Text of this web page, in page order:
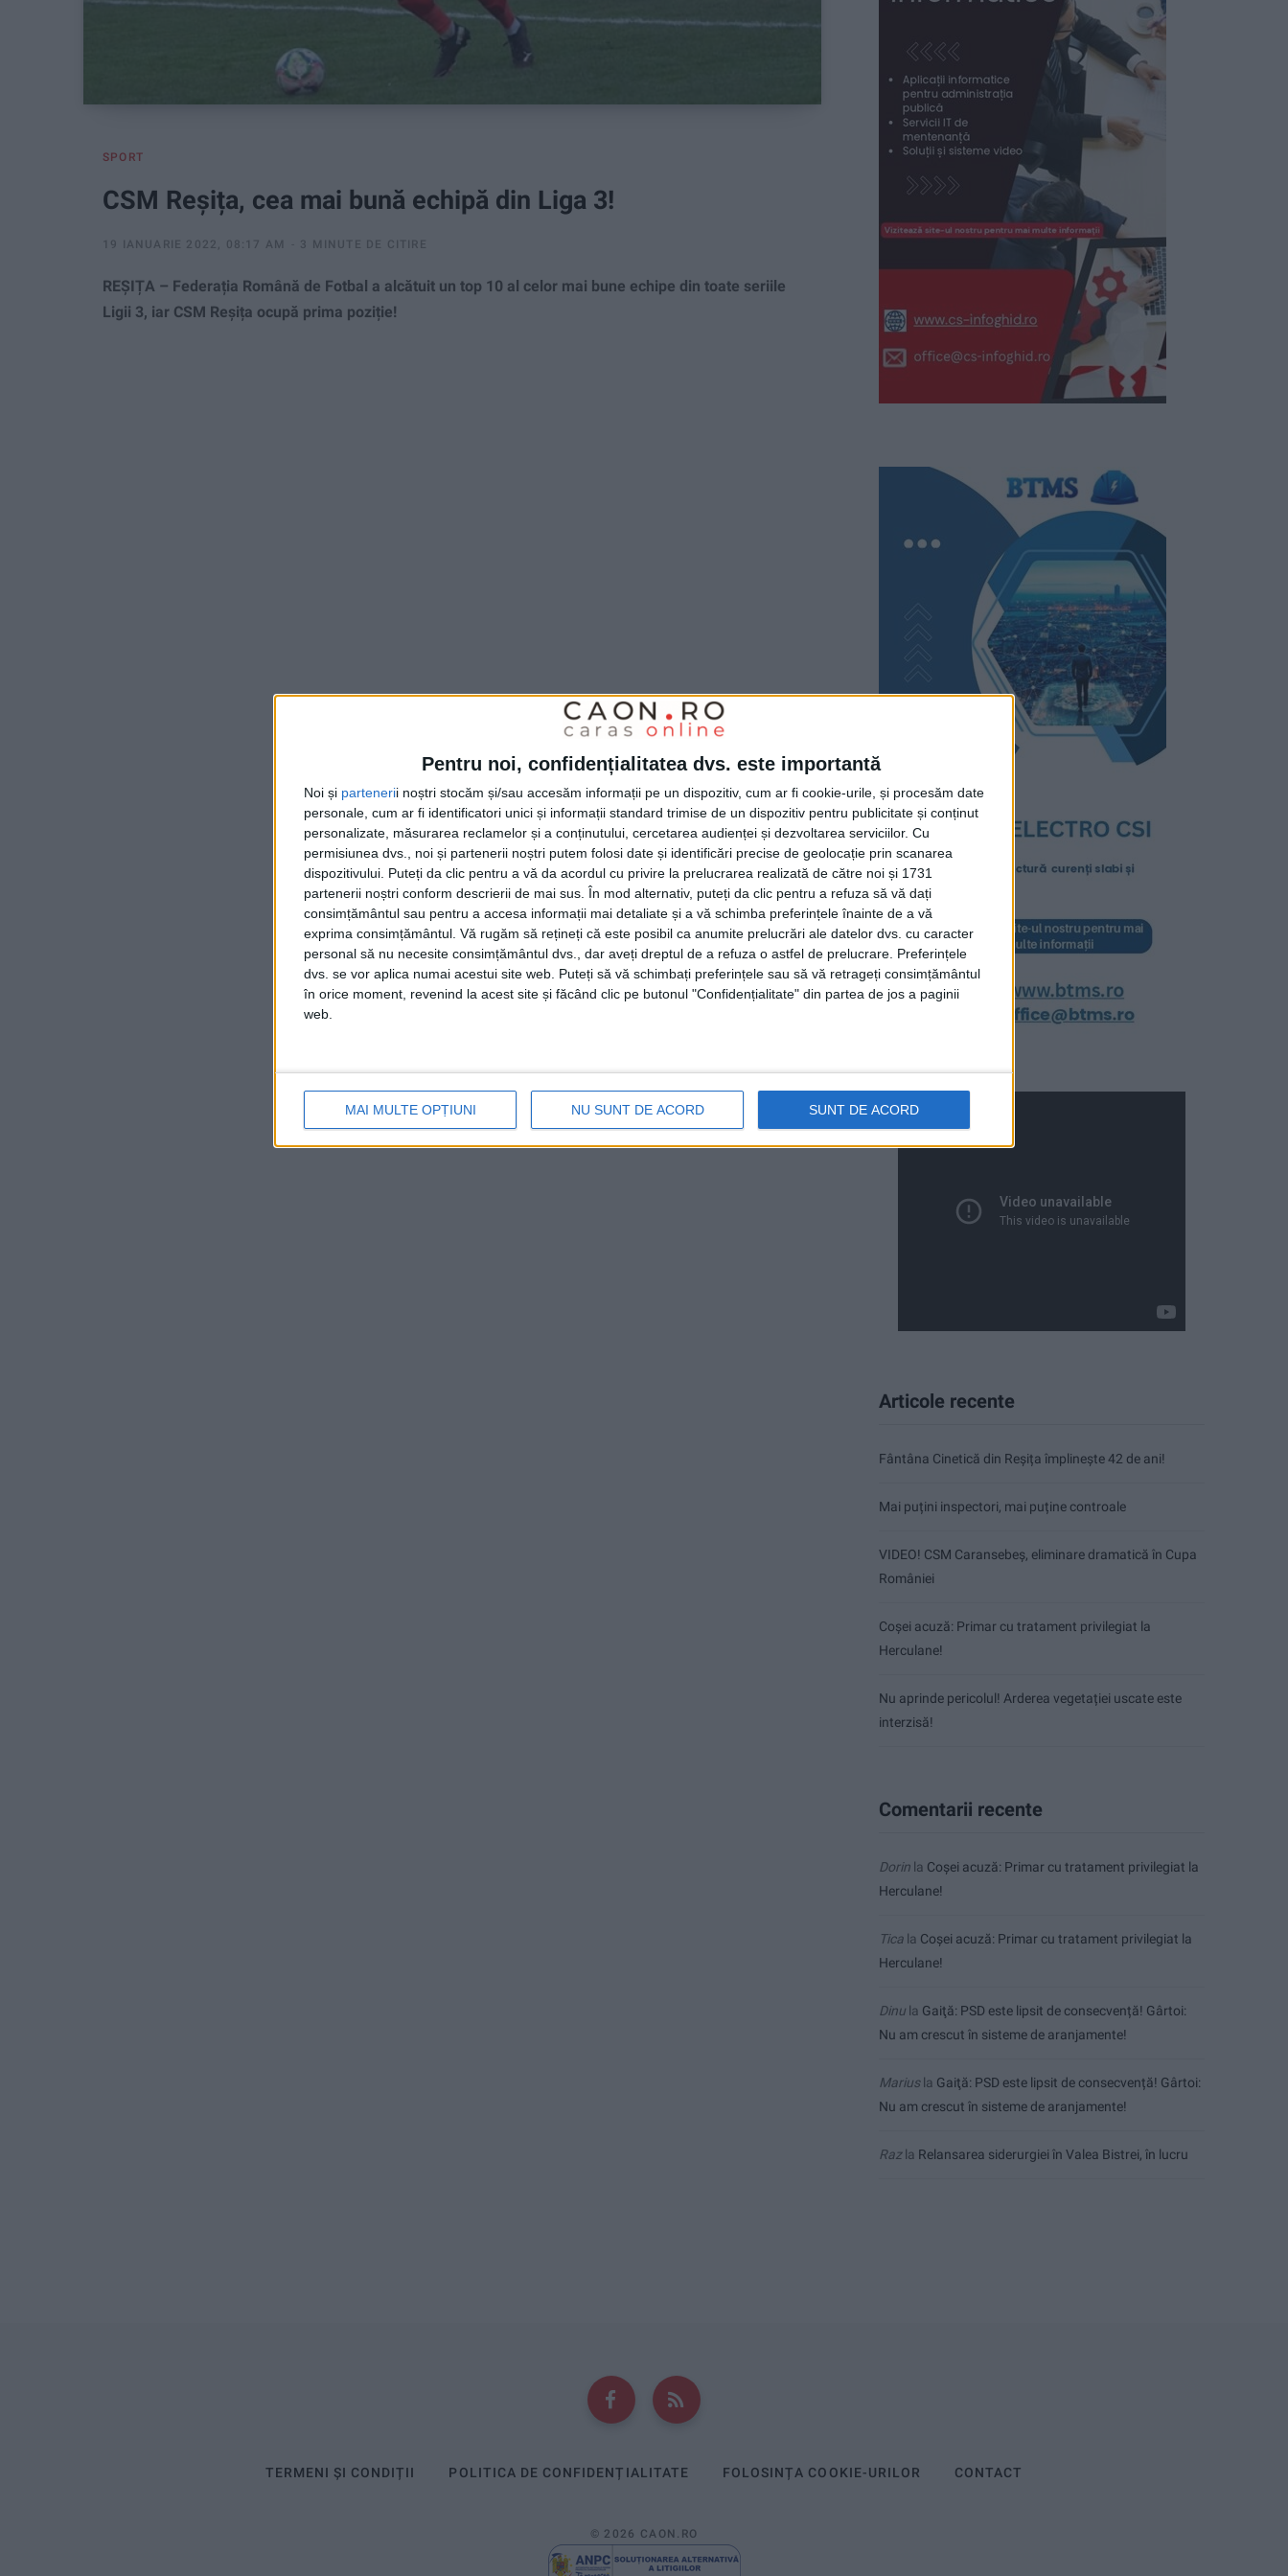
Pentru noi, confidențialitatea dvs. este importantă
Noi și partenerii noștri stocăm și/sau accesăm informații pe un dispozitiv, cum ar fi cookie-urile, și procesăm date
personale, cum ar fi identificatori unici și informații standard trimise de un dispozitiv pentru publicitate și conținut
personalizate, măsurarea reclamelor și a conținutului, cercetarea audienței și dezvoltarea serviciilor. Cu
permisiunea dvs., noi și partenerii noștri putem folosi date și identificări precise de geolocație prin scanarea
dispozitivului. Puteți da clic pentru a vă da acordul cu privire la prelucrarea realizată de către noi și 1731
partenerii noștri conform descrierii de mai sus. În mod alternativ, puteți da clic pentru a refuza să vă dați
consimțământul sau pentru a accesa informații mai detaliate și a vă schimba preferințele înainte de a vă
exprima consimțământul. Vă rugăm să rețineți că este posibil ca anumite prelucrări ale datelor dvs. cu caracter
personal să nu necesite consimțământul dvs., dar aveți dreptul de a refuza o astfel de prelucrare. Preferințele
dvs. se vor aplica numai acestui site web. Puteți să vă schimbați preferințele sau să vă retrageți consimțământul
în orice moment, revenind la acest site și făcând clic pe butonul "Confidențialitate" din partea de jos a paginii
web.
MAI MULTE OPȚIUNI NU SUNT DE ACORD SUNT DE ACORD
SPORT
CSM Reșița, cea mai bună echipă din Liga 3!
19 IANUARIE 2022, 08:17 AM 3 MINUTE DE CITIRE
REȘIȚA – Federația Română de Fotbal a alcătuit un top 10 al celor mai bune echipe din toate seriile
Ligii 3, iar CSM Reșița ocupă prima poziție!
Articole recente
Fântâna Cinetică din Reșița împlinește 42 de ani!
Mai puțini inspectori, mai puține controale
VIDEO! CSM Caransebeș, eliminare dramatică în Cupa
României
Coșei acuză: Primar cu tratament privilegiat la
Herculane!
Nu aprinde pericolul! Arderea vegetației uscate este
interzisă!
Comentarii recente
Dorin la Coșei acuză: Primar cu tratament privilegiat la
Herculane!
Tica la Coșei acuză: Primar cu tratament privilegiat la
Herculane!
Dinu la Gaiţă: PSD este lipsit de consecvență! Gârtoi:
Nu am crescut în sisteme de aranjamente!
Mariusla Gaiţă: PSD este lipsit de consecvență! Gârtoi:
Nu am crescut în sisteme de aranjamente!
Razla Relansarea siderurgiei în Valea Bistrei, în lucru
TERMENI ȘI CONDIȚII POLITICA DE CONFIDENȚIALITATE FOLOSINȚA COOKIE-URILOR CONTACT
© 2026 CAON.RO